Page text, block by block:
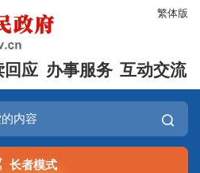
繁体版
回应 办事服务 互动交流
长者模式